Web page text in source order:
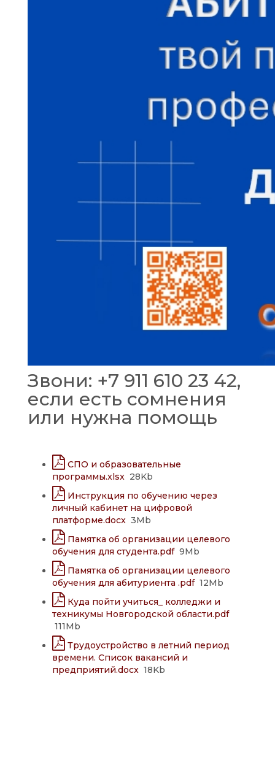
Звони: +7 911 610 23 42,
если есть сомнения
или нужна помощь
СПО и образовательные
программы.xlsx 28Kb
Инструкция по обучению через
личный кабинет на цифровой
платформе.docx 3Mb
Памятка об организации целевого
обучения для студента.pdf9Mb
Памятка об организации целевого
обучения для абитуриента .pdf12Mb
Куда пойти учиться_ колледжи и
техникумы Новгородской области.pdf
111Mb
Трудоустройство в летний период
времени. Список вакансий и
предприятий.docx 18Kb